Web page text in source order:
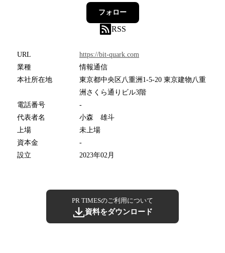
フォロー
RSS
URL
https://bit-quark.com
業種
情報通信
本社所在地
東京都中央区八重洲1-5-20 東京建物八重
洲さくら通りビル3階
電話番号
-
代表者名
小森 雄斗
上場
未上場
資本金
-
設立
2023年02月
PR TIMESのご利用について
資料をダウンロード